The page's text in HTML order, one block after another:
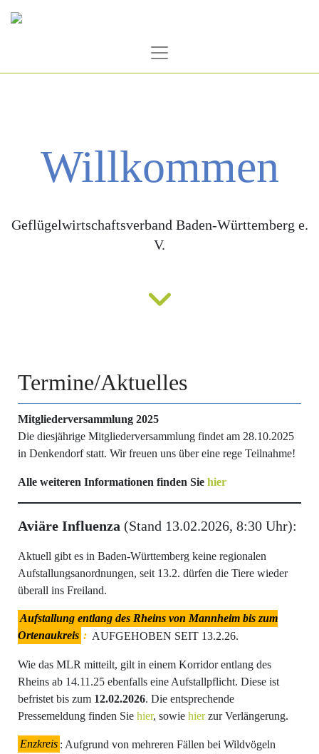
Inhalt
Willkommen
Geflügelwirtschaftsverband Baden-Württemberg e.
V.
Termine/Aktuelles
Mitgliederversammlung 2025
Die diesjährige Mitgliederversammlung findet am 28.10.2025
in Denkendorf statt. Wir freuen uns über eine rege Teilnahme!
Alle weiteren Informationen finden Sie hier
Aviäre Influenza (Stand 13.02.2026, 8:30 Uhr):
Aktuell gibt es in Baden-Württemberg keine regionalen
Aufstallungsanordnungen, seit 13.2. dürfen die Tiere wieder
überall ins Freiland.
Aufstallung entlang des Rheins von Mannheim bis zum
Ortenaukreis : AUFGEHOBEN SEIT 13.2.26.
Wie das MLR mitteilt, gilt in einem Korridor entlang des
Rheins ab 14.11.25 ebenfalls eine Aufstallpflicht. Diese ist
befristet bis zum 12.02.2026. Die entsprechende
Pressemeldung finden Sie hier, sowie hierzur Verlängerung.
Enzkreis : Aufgrund von mehreren Fällen bei Wildvögeln